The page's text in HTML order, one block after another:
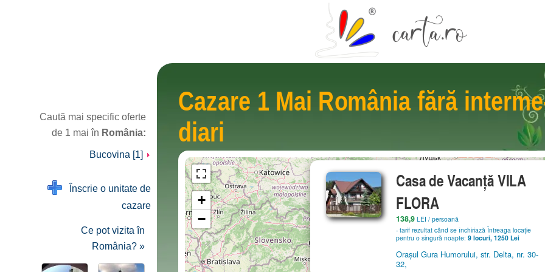
Cazare 1 Mai România fără
diari
Casa de Vacanță VILA
FLORA
138,9 LEI / persoană
- tarif rezultat când se închiriază Întreaga locație
pentru o singură noapte: 9 locuri, 1250 Lei
Orașul Gura Humorului, str. Delta, nr. 30-
32,
+
−
Caută mai specific oferte
de 1 mai în România:
Bucovina [1]
Înscrie o unitate de
cazare
Ce pot vizita în
România? »